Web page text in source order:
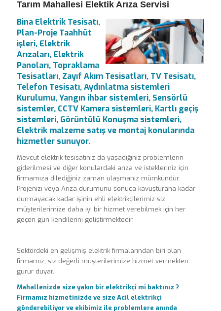
Tarım Mahallesi Elektik Arıza Servisi
Bina Elektrik Tesisatı,
Plan-Proje Taahhüt
işleri, Elektrik
Arızaları, Elektrik
Panoları, Topraklama
Tesisatları, Zayıf Akım Tesisatları, TV Tesisatı,
Telefon Tesisatı, Aydınlatma sistemleri
Kurulumu, Yangın ihbar sistemleri, Sensörlü
sistemler, CCTV Kamera sistemleri, Kartlı geçiş
sistemleri, Görüntülü Konuşma sistemleri,
Elektrik malzeme satış ve montaj konularında
hizmetler sunuyor.
Mevcut elektrik tesisatınız da yaşadığınız problemlerin
giderilmesi ve diğer konulardaki arıza ve istekleriniz için
firmamıza dilediğiniz zaman ulaşmanız mümkündür.
Projenizi veya Arıza durumunu sonuca kavuşturana kadar
durmayacak kadar işinin ehli elektrikçilerimiz siz
müşterilerimize daha iyi bir hizmet verebilmek için her
geçen gün kendilerini geliştirmektedir.
Sektördeki en gelişmiş elektrik firmalarından biri olan
firmamız, siz değerli müşterilerimize hizmet vermekten
gurur duyar.
Mahallenizde size yakın bir elektrikçi mi baktınız ?
Firmamız hizmetinizde ve size Acil elektrikçi
gönderebiliyor ve ekibimiz ile problemlere anında